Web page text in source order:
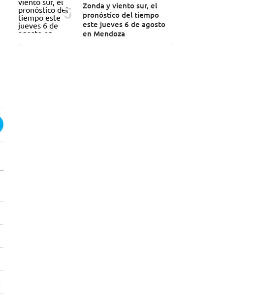
Zonda y viento sur, el
pronóstico del tiempo
este jueves 6 de agosto
en Mendoza